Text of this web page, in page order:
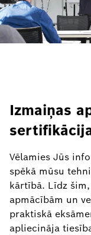
Izmaiņas
Vēlamies Jūs
spēkā mūsu
kārtībā. Līdz
apmācībām un
praktiskā
apliecināja